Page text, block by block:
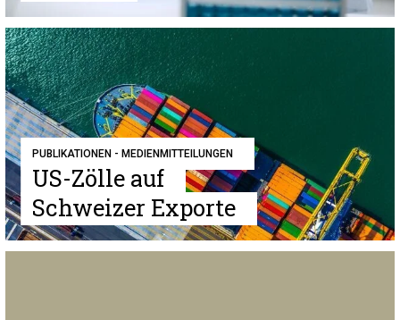
PUBLIKATIONEN - MEDIENMITTEILUNGEN
US-Zölle auf
Schweizer Exporte